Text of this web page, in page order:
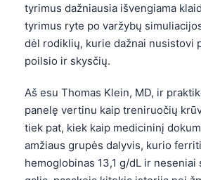
tyrimus dažniausia išvengiama
tyrimus ryte po varžybų
dėl rodiklių, kurie dažnai nusistovi
poilsio ir skysčių.
Aš esu Thomas Klein, MD, ir
panelę vertinu kaip treniruočių
tiek pat, kiek kaip medicininį
amžiaus grupės dalyvis, kurio
hemoglobinas 13,1 g/dL ir neseniai